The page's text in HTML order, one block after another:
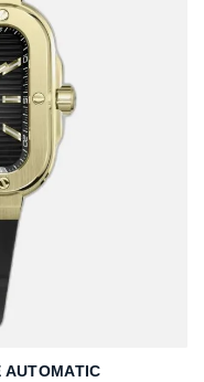
AUTOMATIC